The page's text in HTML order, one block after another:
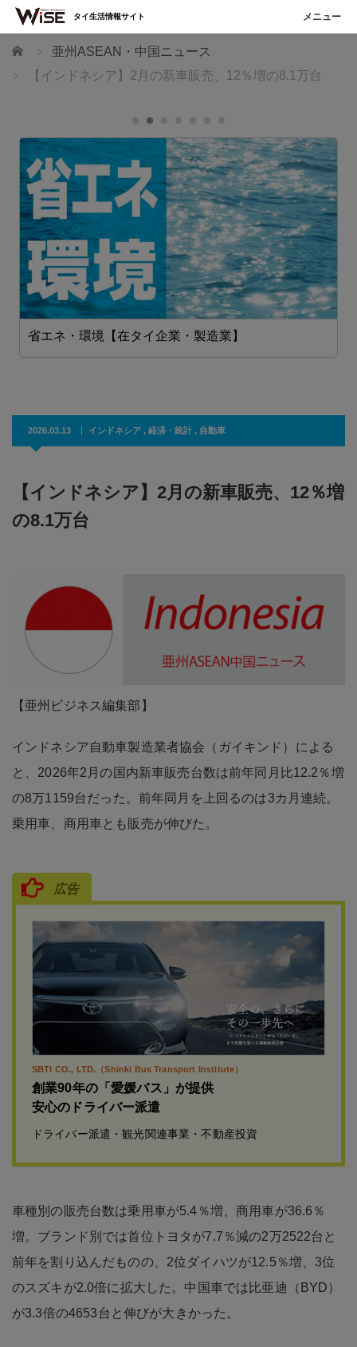
ホーム
亜州ASEAN・中国ニュース
【インドネシア】2月の新車販売、12％増の8.1万台
省エネ・環境【在タイ企業・製造業】
2026.03.13 インドネシア , 経済・統計 , 自動車
【インドネシア】2月の新車販売、12％増
の8.1万台
【亜州ビジネス編集部】
インドネシア自動車製造業者協会（ガイキンド）による
と、2026年2月の国内新車販売台数は前年同月比12.2％増
の8万1159台だった。前年同月を上回るのは3カ月連続。
乗用車、商用車とも販売が伸びた。
広告
SBTI CO., LTD.（Shinki Bus Transport Institute）
創業90年の「愛媛バス」が提供
安心のドライバー派遣
ドライバー派遣・観光関連事業・不動産投資
車種別の販売台数は乗用車が5.4％増、商用車が36.6％
増。ブランド別では首位トヨタが7.7％減の2万2522台と
前年を割り込んだものの、2位ダイハツが12.5％増、3位
のスズキが2.0倍に拡大した。中国車では比亜迪（BYD）
が3.3倍の4653台と伸びが大きかった。
タイ生活情報サイト